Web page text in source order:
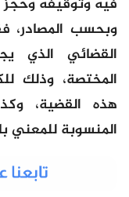
وبحسب المصادر،
القضائي الذي
المختصة، وذلك
هذه القضية،
المنسوبة للمعني